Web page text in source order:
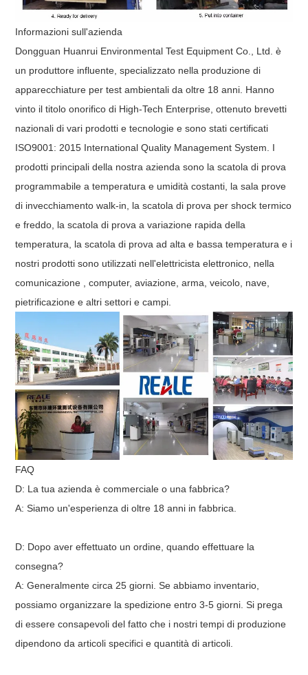
Informazioni sull'azienda
Dongguan Huanrui Environmental Test Equipment Co., Ltd.è
un produttore influente, specializzato nella produzione di
apparecchiature per test ambientali da oltre 18 anni. Hanno
vinto il titolo onorifico di High-Tech Enterprise, ottenuto brevetti
nazionali di vari prodotti e tecnologie e sono stati certificati
ISO9001: 2015 International Quality Management System. I
prodotti principali della nostra azienda sono la scatola di prova
programmabile a temperatura e umidità costanti, la sala prove
di invecchiamento walk-in, la scatola di prova per shock termico
e freddo, la scatola di prova a variazione rapida della
temperatura, la scatola di prova ad alta e bassa temperatura e i
nostri prodotti sono utilizzati nell'elettricista elettronico, nella
comunicazione , computer, aviazione, arma, veicolo, nave,
pietrificazione e altri settori e campi.
FAQ
D: La tua azienda è commerciale o una fabbrica?
A: Siamo un'esperienza di oltre 18 anni in fabbrica.
D: Dopo aver effettuato un ordine, quando effettuare la
consegna?
A: Generalmente circa 25 giorni. Se abbiamo inventario,
possiamo organizzare la spedizione entro 3-5 giorni. Si prega
di essere consapevoli del fatto che i nostri tempi di produzione
dipendono da articoli specifici e quantità di articoli.